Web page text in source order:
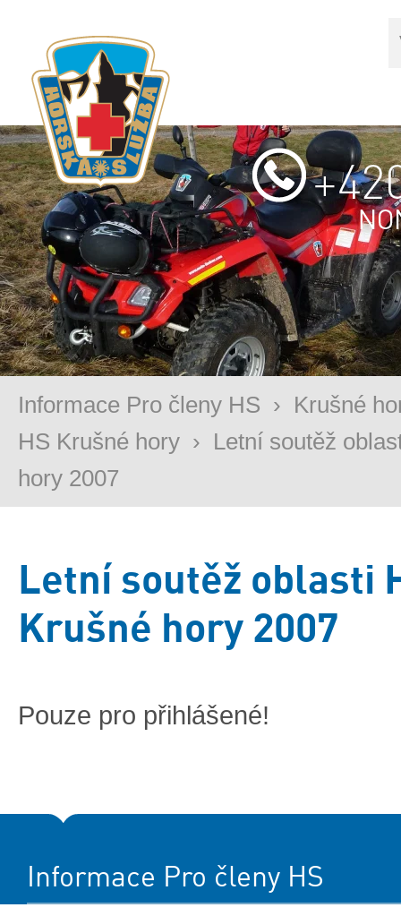
Informace Pro členy HS › Krušné
HS Krušné hory › Letní soutěž
hory 2007
Letní soutěž oblasti
Krušné hory 2007
Pouze pro přihlášené!
Informace Pro členy HS